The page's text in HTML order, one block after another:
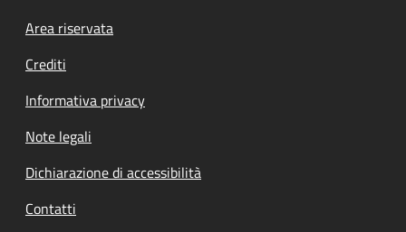
Footer menu
Area riservata
Crediti
Informativa privacy
Note legali
Dichiarazione di accessibilità
Contatti